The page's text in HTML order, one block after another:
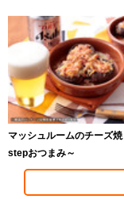
マッシュルームのチーズ
stepおつまみ～